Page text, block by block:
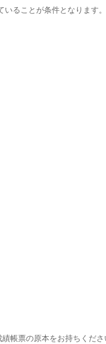
ることが条件となります。
帳票の原本をお持ちくださ